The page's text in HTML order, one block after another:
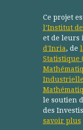
Ce projet
l’Institut
et de leurs
d'Inria, de
Statistique
le soutien
des
savoir plus